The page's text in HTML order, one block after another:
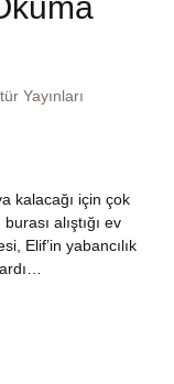
Edebiyat
Fransızca
Ingilizce
Yayınları
kalacağı için çok
alıştığı ev
Elif’in yabancılık